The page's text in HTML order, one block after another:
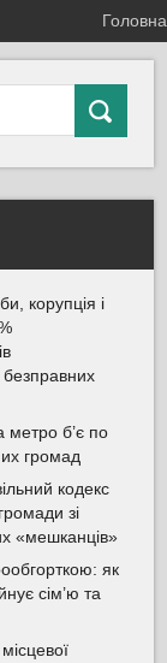
Головна
корупція і
безправних
метро б’є по
громад
кодекс
зі
«мешканців»
як
сім’ю та